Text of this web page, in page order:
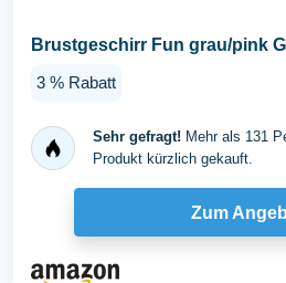
Brustgeschirr Fun grau/pink
3 % Rabatt
Sehr gefragt! Mehr als 131
Produkt kürzlich gekauft.
Zum